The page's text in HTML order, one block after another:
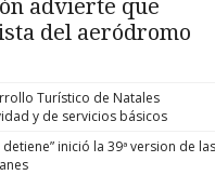
advierte que
del aeródromo
Turístico de Natales
y de servicios básicos
inició la 39ª version de las